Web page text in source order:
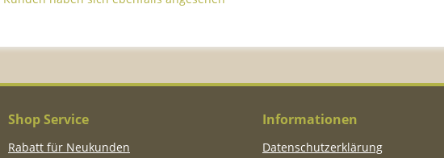
Shop Service
Rabatt für Neukunden
Informationen
Datenschutzerklärung